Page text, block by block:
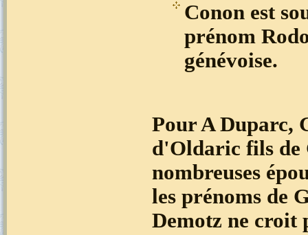
Conon est
prénom
génévoise.
Pour A Duparc,
d'Oldaric fils de
nombreuses
les prénoms de
Demotz ne croit